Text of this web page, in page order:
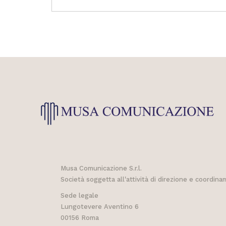
Musa Comunicazione S.r.l.
Società soggetta all'attività di direzione e
Sede legale
Lungotevere Aventino 6
00156 Roma